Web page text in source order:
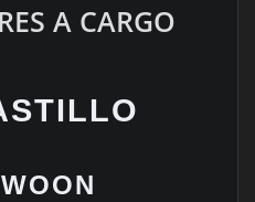
A CARGO